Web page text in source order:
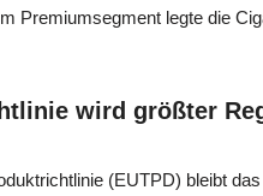
Premiumsegment legte die
wird größter
(EUTPD) bleibt